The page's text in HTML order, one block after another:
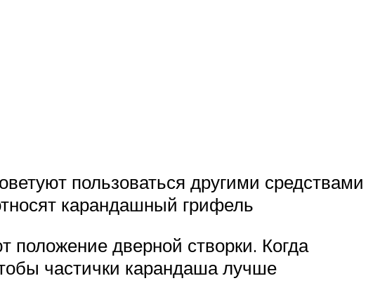
пользоваться другими средствами
карандашный грифель
положение дверной створки. Когда
частички карандаша лучше